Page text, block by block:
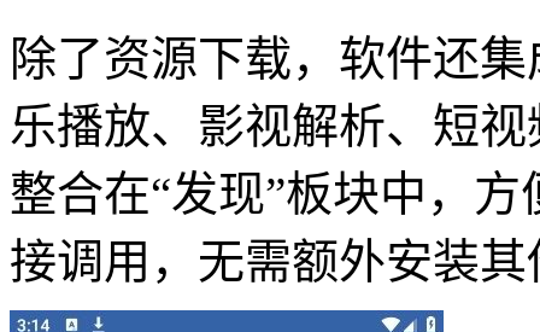
除了资源下载，软件还
乐播放、影视解析、短
整合在“发现”板块中，
接调用，无需额外安装